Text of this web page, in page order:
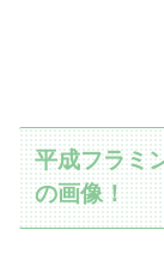
平成フラミ
の画像！